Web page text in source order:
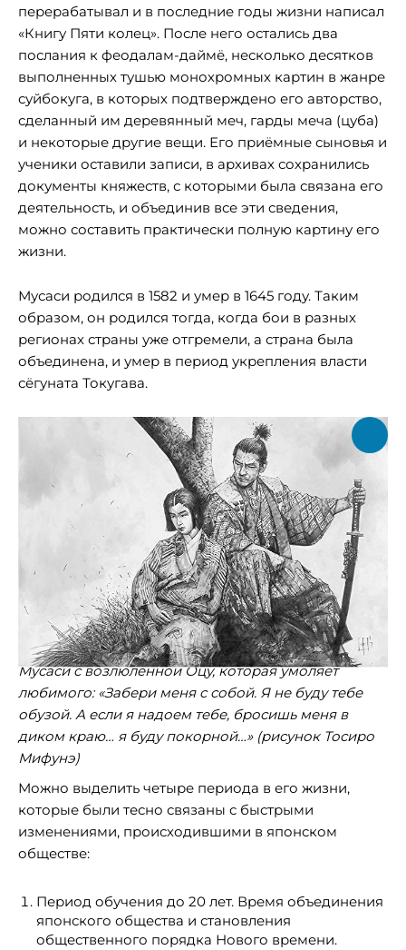
перерабатывал и в последние годы жизни написал
«Книгу Пяти колец». После него остались два
послания к феодалам-даймё, несколько десятков
выполненных тушью монохромных картин в жанре
суйбокуга, в которых подтверждено его авторство,
сделанный им деревянный меч, гарды меча (цуба)
и некоторые другие вещи. Его приёмные сыновья и
ученики оставили записи, в архивах сохранились
документы княжеств, с которыми была связана его
деятельность, и объединив все эти сведения,
можно составить практически полную картину его
жизни.
Мусаси родился в 1582 и умер в 1645 году. Таким
образом, он родился тогда, когда бои в разных
регионах страны уже отгремели, а страна была
объединена, и умер в период укрепления власти
сёгуната Токугава.
Мусаси с возлюленной Оцу, которая умоляет
любимого: «Забери меня с собой. Я не буду тебе
обузой. А если я надоем тебе, бросишь меня в
диком краю… я буду покорной…» (рисунок Тосиро
Мифунэ)
Можно выделить четыре периода в его жизни,
которые были тесно связаны с быстрыми
изменениями, происходившими в японском
обществе:
Период обучения до 20 лет. Время объединения
японского общества и становления
общественного порядка Нового времени.